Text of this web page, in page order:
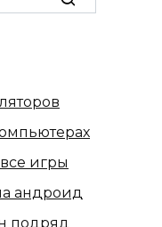
игры
андроид
подряд